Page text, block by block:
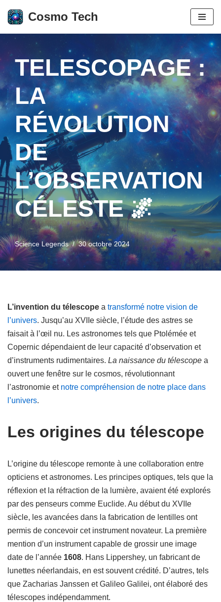
Aller
au
contenu
Cosmo Tech
TELESCOPAGE :
LA
RÉVOLUTION
DE
L’OBSERVATION
CÉLESTE 🌌
Science Legends 30 octobre 2024
L’invention du télescope a transformé notre vision de
l’univers. Jusqu’au XVIIe siècle, l’étude des astres se
faisait à l’œil nu. Les astronomes tels que Ptolémée et
Copernic dépendaient de leur capacité d’observation et
d’instruments rudimentaires. La naissance du télescope a
ouvert une fenêtre sur le cosmos, révolutionnant
l’astronomie et notre compréhension de notre place dans
l’univers.
Les origines du télescope
L’origine du télescope remonte à une collaboration entre
opticiens et astronomes. Les principes optiques, tels que la
réflexion et la réfraction de la lumière, avaient été explorés
par des penseurs comme Euclide. Au début du XVIIe
siècle, les avancées dans la fabrication de lentilles ont
permis de concevoir cet instrument novateur. La première
mention d’un instrument capable de grossir une image
date de l’année 1608. Hans Lippershey, un fabricant de
lunettes néerlandais, en est souvent crédité. D’autres, tels
que Zacharias Janssen et Galileo Galilei, ont élaboré des
télescopes indépendamment.